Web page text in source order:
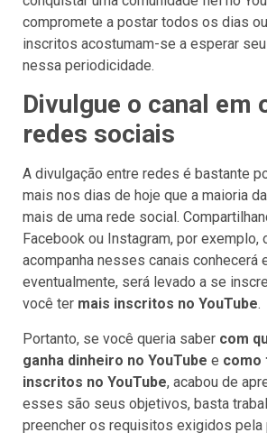
compromete a postar todos os dias
inscritos acostumam-se a esperar
nessa periodicidade.
Divulgue o canal em
redes sociais
A divulgação entre redes é bastante
mais nos dias de hoje que a maioria
mais de uma rede social.
Facebook ou Instagram, por exemplo,
acompanha nesses canais conhecerá
eventualmente, será levado a se
você ter mais inscritos no YouTube.
Portanto, se você queria saber com
ganha dinheiro no YouTube e como
inscritos no YouTube, acabou de
esses são seus objetivos, basta
preencher os requisitos exigidos pela